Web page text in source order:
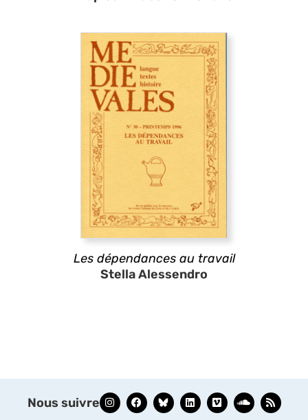
Les dépendances au travail
Stella Alessendro
Nous suivre